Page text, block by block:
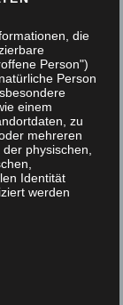
die
Person")
Person
einem
zu
mehreren
physischen,
Identität
werden